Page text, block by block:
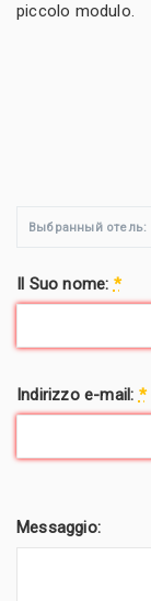
piccolo modulo.
Выбранный отель:
Il Suo nome: *
Indirizzo e-mail: *
Messaggio: